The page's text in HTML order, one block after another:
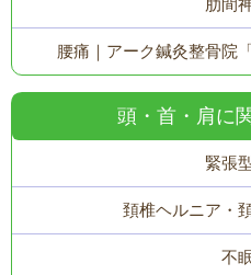
肋間
腰痛｜アーク鍼灸整骨院
頭・首・肩に
緊張
頚椎ヘルニア・
不